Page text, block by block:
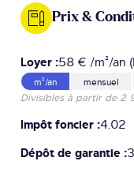
Prix &
Loyer :58 € /m²/an
m²/an mensuel
Divisibles à partir de 2
Impôt foncier :4.02
Dépôt de garantie :